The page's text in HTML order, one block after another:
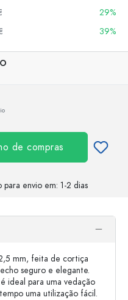
29%
39%
de compras
para envio em: 1-2 dias
mm, feita de cortiça
seguro e elegante.
ideal para uma vedação
uma utilização fácil.